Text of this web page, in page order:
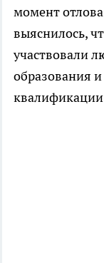
момент
выяснилось,
участвовали
образования